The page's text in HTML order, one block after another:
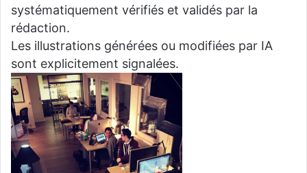
systématiquement vérifiés et validés par la
rédaction.
Les illustrations générées ou modifiées par IA
sont explicitement signalées.